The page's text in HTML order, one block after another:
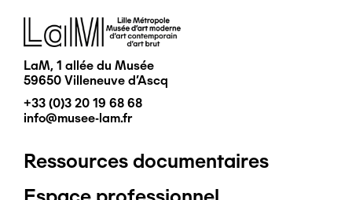
Image
LaM, 1 allée du Musée
59650 Villeneuve d'Ascq
+33 (0)3 20 19 68 68
info@musee-lam.fr
Pied
Ressources documentaires